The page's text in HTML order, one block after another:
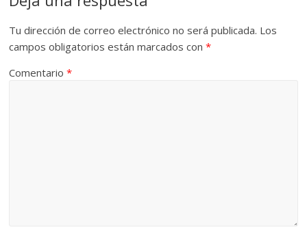
Tu dirección de correo electrónico no será publicada. Los
campos obligatorios están marcados con*
Comentario*